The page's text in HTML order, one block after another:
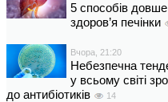
5 способів
здоров’я печінки
Вчора, 21:20
Небезпечна
у всьому світі
до антибіотиків
14